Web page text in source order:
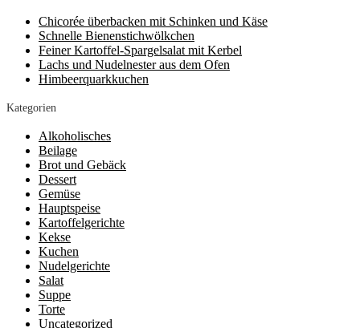
Chicorée überbacken mit Schinken und Käse
Schnelle Bienenstichwölkchen
Feiner Kartoffel-Spargelsalat mit Kerbel
Lachs und Nudelnester aus dem Ofen
Himbeerquarkkuchen
Kategorien
Alkoholisches
Beilage
Brot und Gebäck
Dessert
Gemüse
Hauptspeise
Kartoffelgerichte
Kekse
Kuchen
Nudelgerichte
Salat
Suppe
Torte
Uncategorized